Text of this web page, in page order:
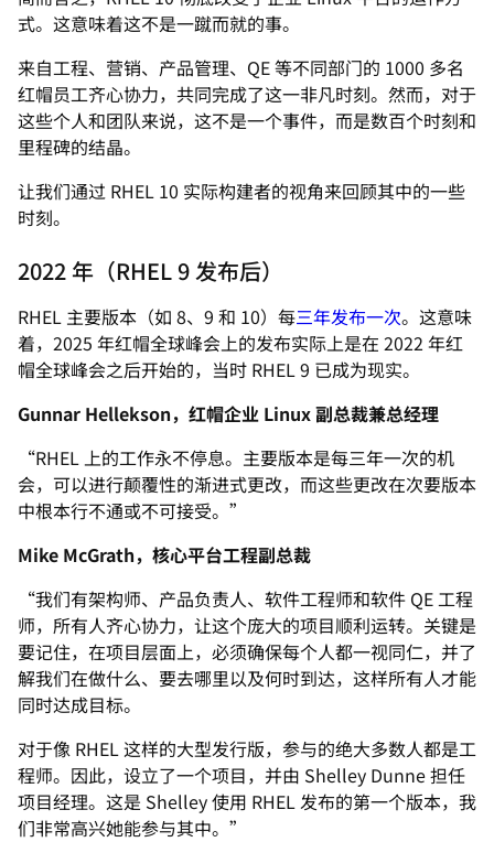
式。这意味着这不是一蹴而就的事。
来自工程、营销、产品管理、QE 等不同部门的 1000 多名
红帽员工齐心协力，共同完成了这一非凡时刻。然而，对于
这些个人和团队来说，这不是一个事件，而是数百个时刻和
里程碑的结晶。
让我们通过 RHEL 10 实际构建者的视角来回顾其中的一些
时刻。
2022 年（RHEL 9 发布后）
RHEL 主要版本（如 8、9 和 10）每三年发布一次。这意味
着，2025 年红帽全球峰会上的发布实际上是在 2022 年红
帽全球峰会之后开始的，当时 RHEL 9 已成为现实。
Gunnar Hellekson，红帽企业 Linux 副总裁兼总经理
“RHEL 上的工作永不停息。主要版本是每三年一次的机
会，可以进行颠覆性的渐进式更改，而这些更改在次要版本
中根本行不通或不可接受。”
Mike McGrath，核心平台工程副总裁
“我们有架构师、产品负责人、软件工程师和软件 QE 工程
师，所有人齐心协力，让这个庞大的项目顺利运转。关键是
要记住，在项目层面上，必须确保每个人都一视同仁，并了
解我们在做什么、要去哪里以及何时到达，这样所有人才能
同时达成目标。
对于像 RHEL 这样的大型发行版，参与的绝大多数人都是工
程师。因此，设立了一个项目，并由 Shelley Dunne 担任
项目经理。这是 Shelley 使用 RHEL 发布的第一个版本，我
们非常高兴她能参与其中。”